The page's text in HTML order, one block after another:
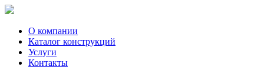
О компании
Каталог конструкций
Услуги
Контакты